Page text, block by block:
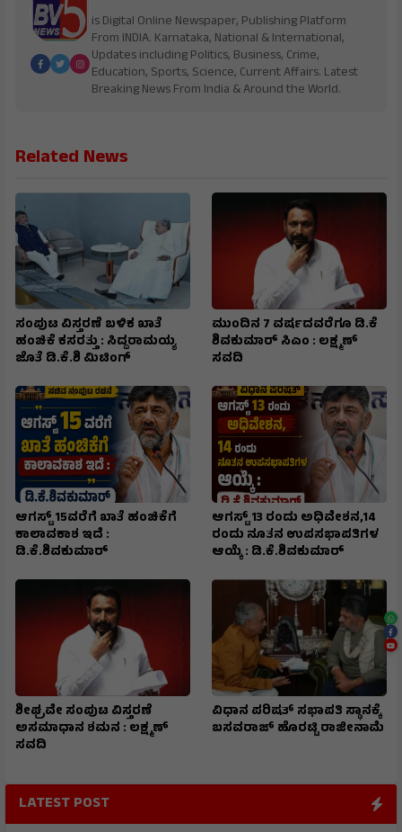
is Digital Online Newspaper, Publishing Platform
From INDIA. Karnataka, National & International,
Updates including Politics, Business, Crime,
Education, Sports, Science, Current Affairs. Latest
Breaking News From India & Around the World.
Related News
ಸಂಪುಟ ವಿಸ್ತರಣೆ ಬಳಿಕ ಖಾತೆ
ಹಂಚಿಕೆ ಕಸರತ್ತು : ಸಿದ್ದರಾಮಯ್ಯ
ಜೊತೆ ಡಿ.ಕೆ.ಶಿ ಮಿಟಿಂಗ್
ಮುಂದಿನ 7 ವರ್ಷದವರೆಗೂ ಡಿ.ಕೆ
ಶಿವಕುಮಾರ್ ಸಿಎಂ : ಲಕ್ಷ್ಮಣ್
ಸವದಿ
ಆಗಸ್ಟ್ 15ವರೆಗೆ ಖಾತೆ ಹಂಚಿಕೆಗೆ
ಕಾಲಾವಕಾಶ ಇದೆ :
ಡಿ.ಕೆ.ಶಿವಕುಮಾರ್
ಆಗಸ್ಟ್ 13 ರಂದು ಅಧಿವೇಶನ,14
ರಂದು ನೂತನ ಉಪಸಭಾಪತಿಗಳ
ಆಯ್ಕೆ : ಡಿ.ಕೆ.ಶಿವಕುಮಾರ್
ಶೀಘ್ರವೇ ಸಂಪುಟ ವಿಸ್ತರಣೆ
ಅಸಮಾಧಾನ ಶಮನ : ಲಕ್ಷ್ಮಣ್
ಸವದಿ
ವಿಧಾನ ಪರಿಷತ್ ಸಭಾಪತಿ ಸ್ಥಾನಕ್ಕೆ
ಬಸವರಾಜ್ ಹೊರಟ್ಟಿ ರಾಜೀನಾಮೆ
LATEST POST